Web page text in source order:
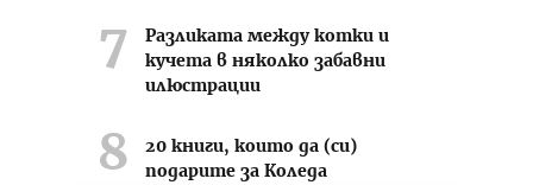
Разликата между котки и
кучета в няколко забавни
илюстрации
20 книги, които да (си)
подарите за Коледа